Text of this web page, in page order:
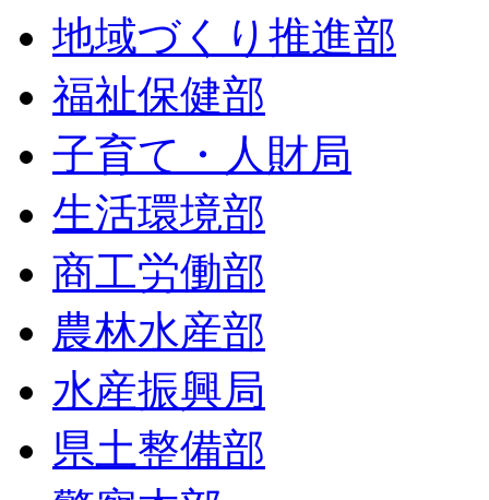
地域づくり推進部
福祉保健部
子育て・人財局
生活環境部
商工労働部
農林水産部
水産振興局
県土整備部